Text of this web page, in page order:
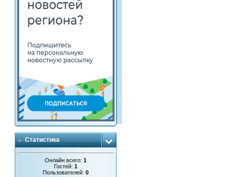
Статистика
Онлайн всего:1
Гостей:1
Пользователей:0